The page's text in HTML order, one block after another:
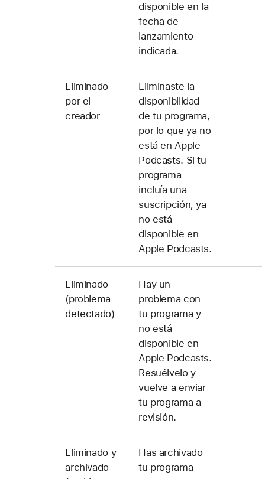
disponible en la
fecha de
lanzamiento
indicada.
Eliminado
por el
creador
Eliminaste la
disponibilidad
de tu programa,
por lo que ya no
está en Apple
Podcasts. Si tu
programa
incluía una
suscripción, ya
no está
disponible en
Apple Podcasts.
Eliminado
(problema
detectado)
Hay un
problema con
tu programa y
no está
disponible en
Apple Podcasts.
Resuélvelo y
vuelve a enviar
tu programa a
revisión.
Eliminado y
archivado
Has archivado
tu programa